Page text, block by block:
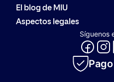
Por qué MIU
Oferta académica
Alumni
Orientación Profesional
Evolución del Logotipo de MIU
Catálogo académico
El blog de MIU
Últimas noticias
Aspectos legales
Política de reembolso
Código de conducta
Canal de consultas y
Política de privacidad
Síguenos